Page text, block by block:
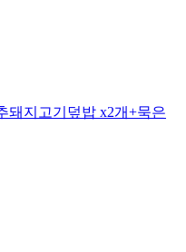
돼지고기덮밥 x2개+묵은